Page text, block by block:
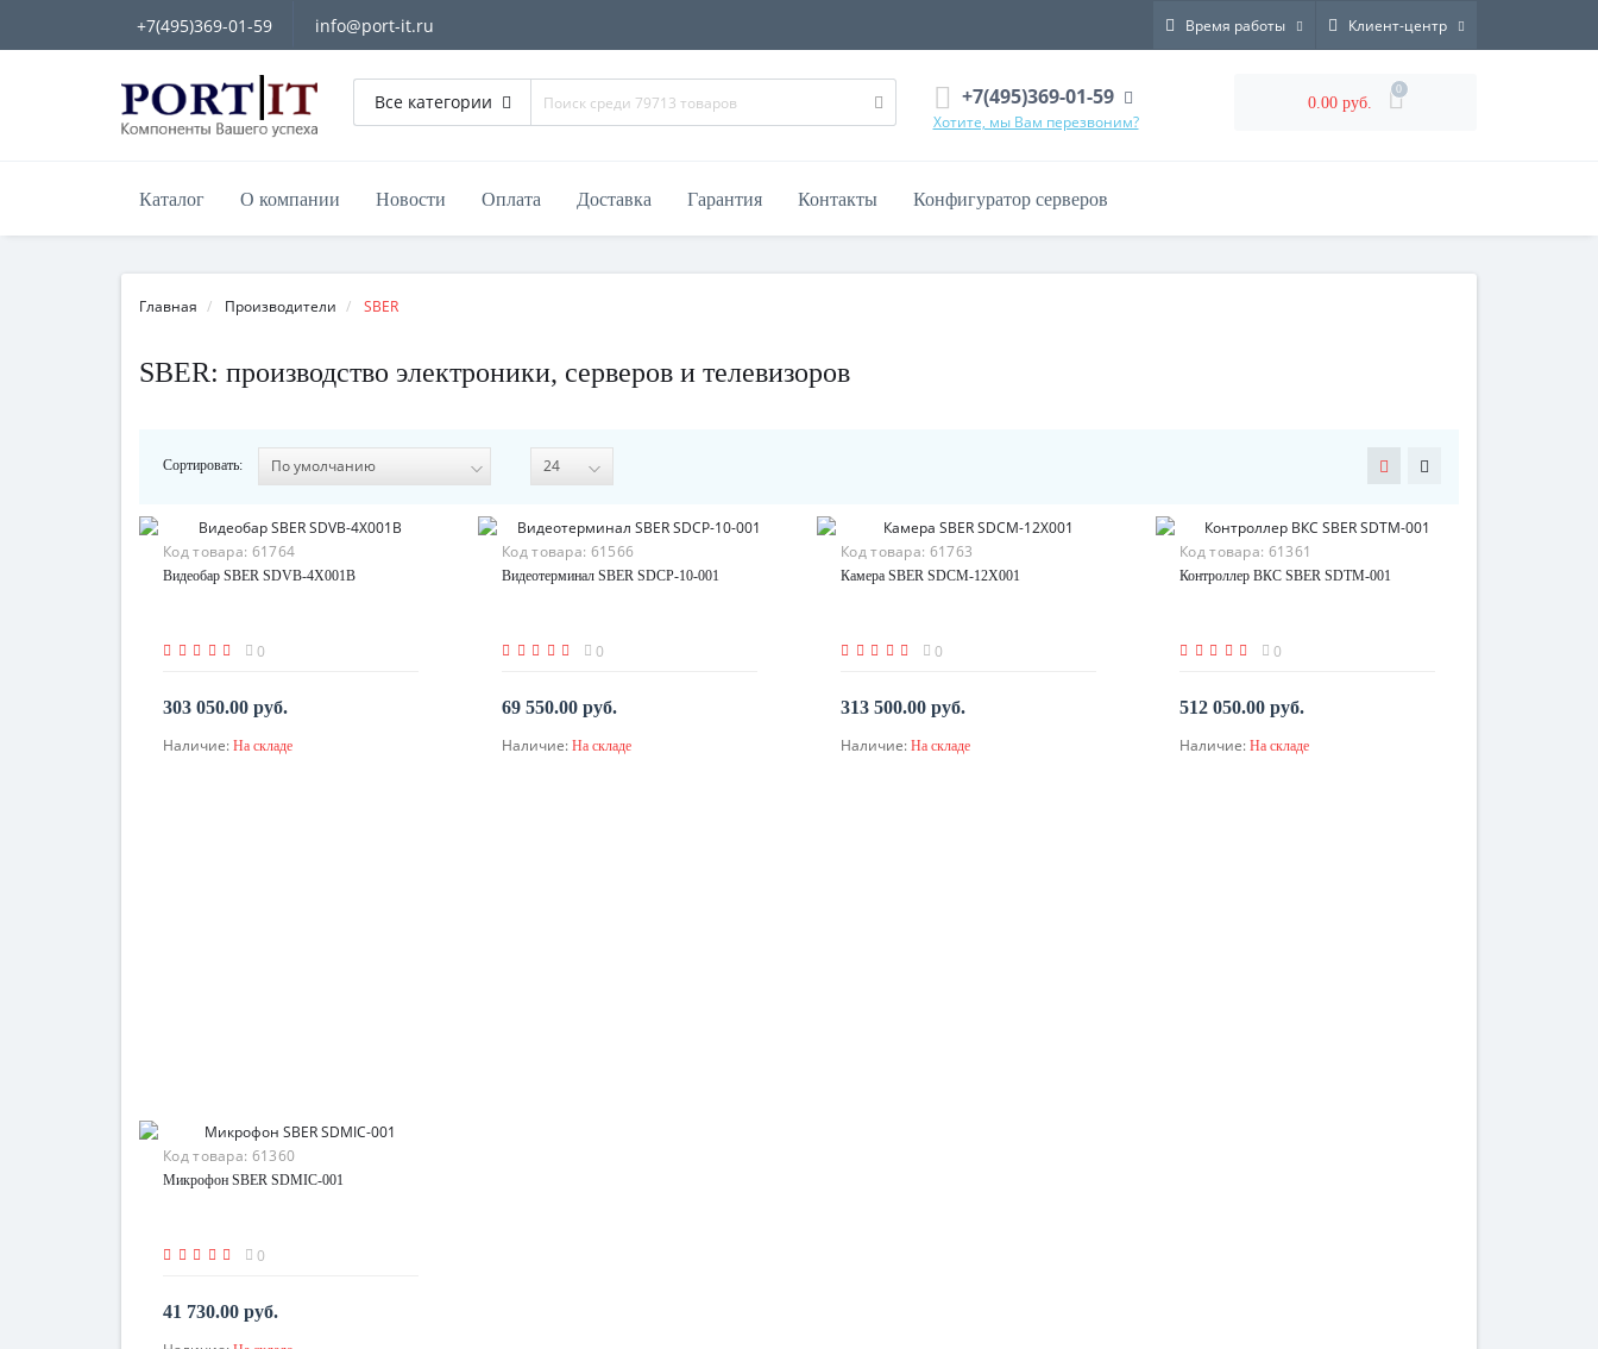
+7(495)369-01-59 info@port-it.ru Время работы Клиент-центр
Все категории +7(495)369-01-59
Хотите, мы Вам перезвоним?
0.00 руб.
0
Каталог О компании Новости Оплата Доставка Гарантия Контакты Конфигуратор серверов
Главная Производители SBER
SBER: производство электроники, серверов и телевизоров
Сортировать:
Код товара: 61764
Видеобар SBER SDVB-4Х001B
0
303 050.00 руб.
В корзину
Наличие: На складе
Код товара: 61566
Видеотерминал SBER SDCP-10-001
0
69 550.00 руб.
В корзину
Наличие: На складе
Код товара: 61763
Камера SBER SDCM-12Х001
0
313 500.00 руб.
В корзину
Наличие: На складе
Код товара: 61361
Контроллер ВКС SBER SDTM-001
0
512 050.00 руб.
В корзину
Наличие: На складе
Код товара: 61360
Микрофон SBER SDMIC-001
0
41 730.00 руб.